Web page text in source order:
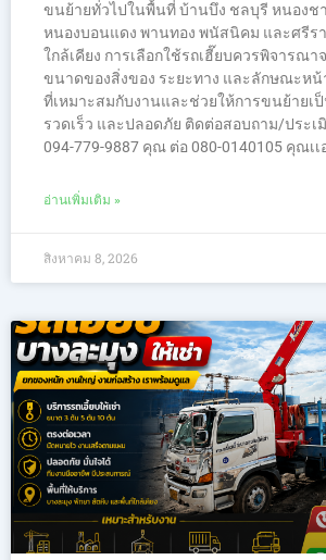
ขนย้ายทั่วไปในพื้นที่ บ้านบึง ชลบุรี หนองช
หนองบอนแดง พานทอง พนัสนิคม และศรีร
ใกล้เคียง การเลือกใช้รถเฮี๊ยบควรพิจารณ
ขนาดของสิ่งของ ระยะทาง และลักษณะหน้
ที่เหมาะสมกับงานและช่วยให้การขนย้ายเ
รวดเร็ว และปลอดภัย ติดต่อสอบถาม/ประเ
094-779-9887 คุณ ต่อ 080-0140105 คุณเเ
อ่านเพิ่มเติม »
สิงหาคม 8, 2026